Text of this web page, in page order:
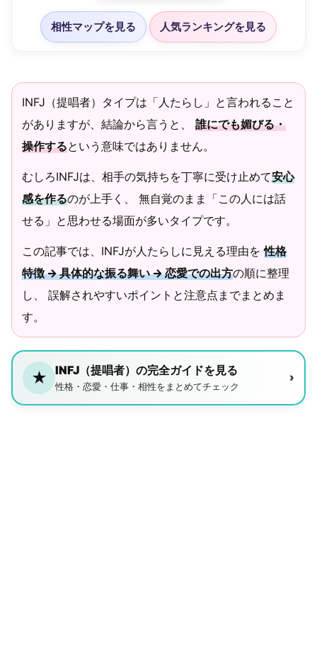
相性マップを見る 人気ランキングを見る
INFJ（提唱者）タイプは「人たらし」と言われること
がありますが、結論から言うと、 誰にでも媚びる・
操作するという意味ではありません。
むしろINFJは、相手の気持ちを丁寧に受け止めて安心
感を作るのが上手く、 無自覚のまま「この人には話
せる」と思わせる場面が多いタイプです。
この記事では、INFJが人たらしに見える理由を性格
特徴 → 具体的な振る舞い → 恋愛での出方の順に整理
し、 誤解されやすいポイントと注意点までまとめま
す。
★ INFJ（提唱者）の完全ガイドを見る
性格・恋愛・仕事・相性をまとめてチェック
›